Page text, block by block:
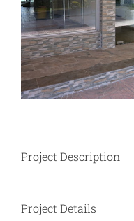
Project Description
Project Details